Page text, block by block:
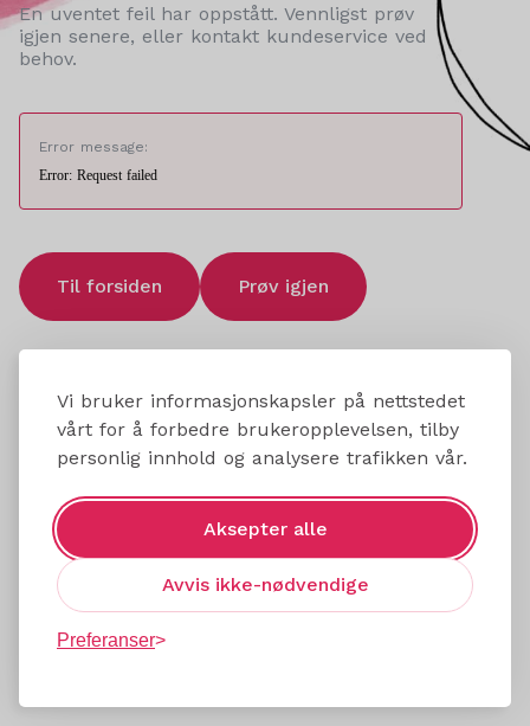
Vi bruker informasjonskapsler på nettstedet
vårt for å forbedre brukeropplevelsen, tilby
personlig innhold og analysere trafikken vår.
Aksepter alle
Avvis ikke-nødvendige
Preferanser
En uventet feil har oppstått. Vennligst prøv
igjen senere, eller kontakt kundeservice ved
behov.
Error message:
Error: Request failed
Til forsiden Prøv igjen